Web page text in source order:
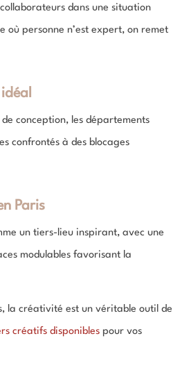
dans une situation
où personne n’est expert, on remet
conception, les départements
confrontés à des blocages
Paris
un tiers-lieu inspirant, avec une
modulables favorisant la
la créativité est un véritable outil de
créatifs disponibles pour vos